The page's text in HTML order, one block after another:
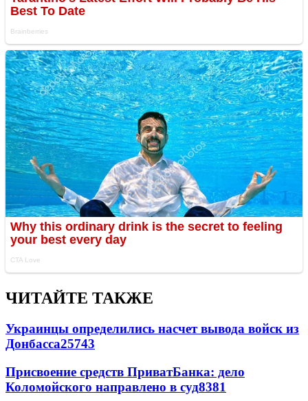
ЧИТАЙТЕ ТАКЖЕ
Украинцы определились насчет вывода войск из
Донбасса25743
Присвоение средств ПриватБанка: дело
Коломойского направлено в суд8381